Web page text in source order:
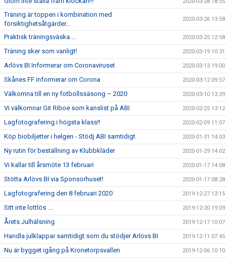
Träning är toppen i kombination med
försiktighetsåtgärder...
2020-03-26 13:58
Praktisk träningsväska.... 2020-03-25 12:58
Träning sker som vanligt! 2020-03-19 10:31
Arlövs BI Informerar om Coronaviruset 2020-03-13 19:00
Skånes FF informerar om Corona 2020-03-12 09:57
Välkomna till en ny fotbollssäsong – 2020 2020-03-10 13:39
Vi välkomnar Git Riboe som kanslist på ABI 2020-02-25 13:12
Lagfotografering i högsta klass!! 2020-02-09 11:07
Köp biobiljetter i helgen - Stödj ABI samtidigt 2020-01-31 14:03
Ny rutin för beställning av Klubbkläder 2020-01-29 14:02
Vi kallar till årsmöte 13 februari 2020-01-17 14:08
Stötta Arlövs BI via Sponsorhuset! 2020-01-17 08:28
Lagfotografering den 8 februari 2020 2019-12-27 13:15
Sitt inte lottlös .... 2019-12-20 19:09
Årets Julhälsning 2019-12-17 10:07
Handla julklappar samtidigt som du stödjer Arlövs BI 2019-12-11 07:45
Nu är bygget igång på Kronetorpsvallen 2019-12-06 10:10